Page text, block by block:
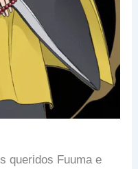
queridos Fuuma e